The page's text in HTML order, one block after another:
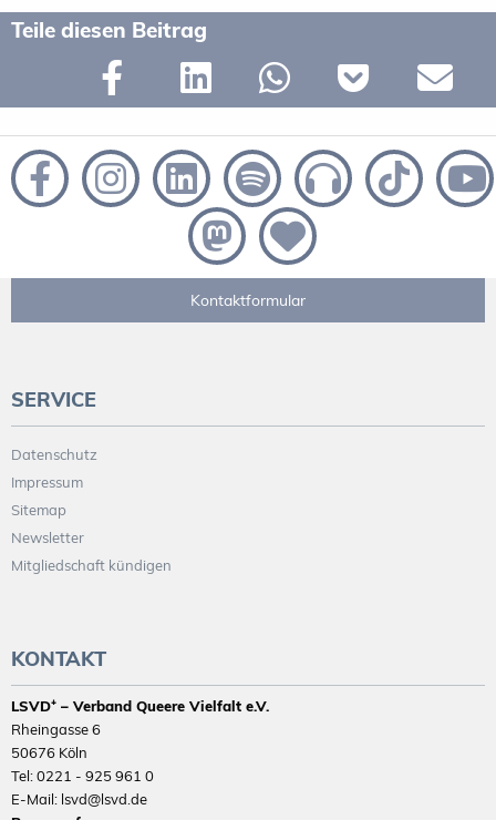
Teile diesen Beitrag
Kontaktformular
SERVICE
Datenschutz
Impressum
Sitemap
Newsletter
Mitgliedschaft kündigen
KONTAKT
LSVD⁺ – Verband Queere Vielfalt e.V.
Rheingasse 6
50676 Köln
Tel: 0221 - 925 961 0
E-Mail: lsvd@lsvd.de